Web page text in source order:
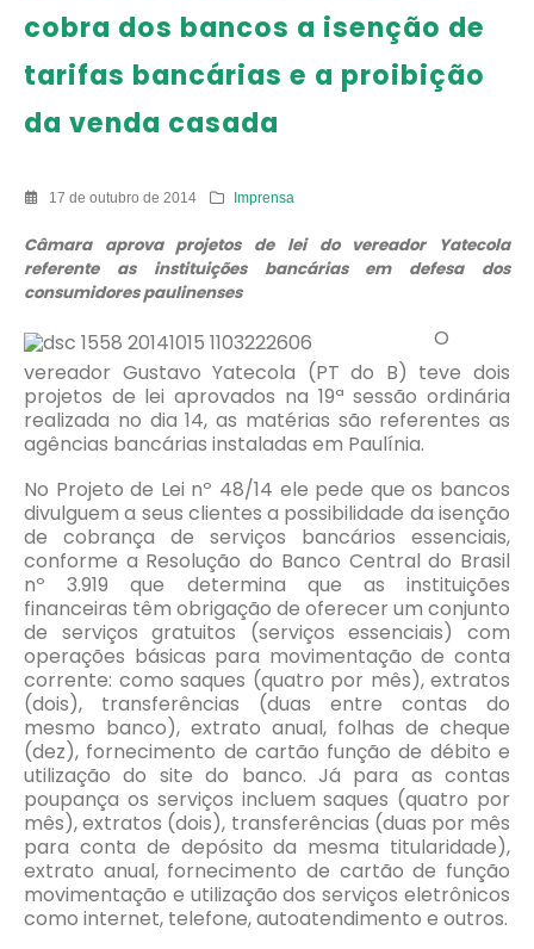
cobra dos bancos a isenção de
tarifas bancárias e a proibição
da venda casada
17 de outubro de 2014 Imprensa
Câmara aprova projetos de lei do vereador Yatecola
referente as instituições bancárias em defesa dos
consumidores paulinenses
O
vereador Gustavo Yatecola (PT do B) teve dois
projetos de lei aprovados na 19ª sessão ordinária
realizada no dia 14, as matérias são referentes as
agências bancárias instaladas em Paulínia.
No Projeto de Lei nº 48/14 ele pede que os bancos
divulguem a seus clientes a possibilidade da isenção
de cobrança de serviços bancários essenciais,
conforme a Resolução do Banco Central do Brasil
nº 3.919 que determina que as instituições
financeiras têm obrigação de oferecer um conjunto
de serviços gratuitos (serviços essenciais) com
operações básicas para movimentação de conta
corrente: como saques (quatro por mês), extratos
(dois), transferências (duas entre contas do
mesmo banco), extrato anual, folhas de cheque
(dez), fornecimento de cartão função de débito e
utilização do site do banco. Já para as contas
poupança os serviços incluem saques (quatro por
mês), extratos (dois), transferências (duas por mês
para conta de depósito da mesma titularidade),
extrato anual, fornecimento de cartão de função
movimentação e utilização dos serviços eletrônicos
como internet, telefone, autoatendimento e outros.